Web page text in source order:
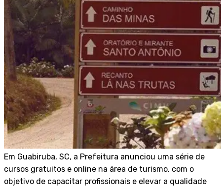
Em Guabiruba, SC, a Prefeitura anunciou uma série de
cursos gratuitos e online na área de turismo, com o
objetivo de capacitar profissionais e elevar a qualidade